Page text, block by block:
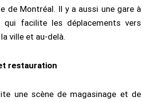
de Montréal. Il y a aussi une gare à
qui facilite les déplacements vers
ville et au-delà.
restauration
une scène de magasinage et de